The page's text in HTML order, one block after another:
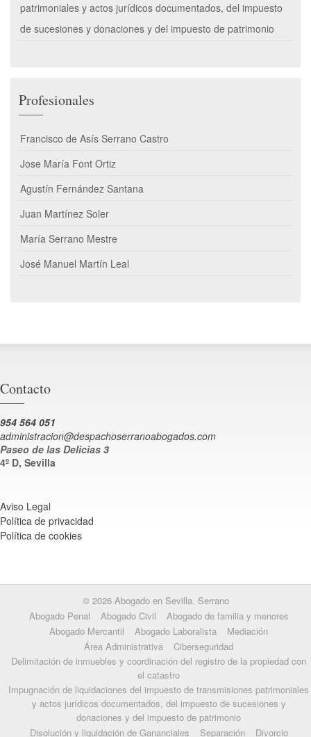
patrimoniales y actos jurídicos documentados, del impuesto
de sucesiones y donaciones y del impuesto de patrimonio
Profesionales
Francisco de Asís Serrano Castro
Jose María Font Ortiz
Agustín Fernández Santana
Juan Martínez Soler
María Serrano Mestre
José Manuel Martín Leal
Contacto
954 564 051
administracion@despachoserranoabogados.com
Paseo de las Delicias 3
4º D, Sevilla
Aviso Legal
Política de privacidad
Política de cookies
© 2026 Abogado en Sevilla. Serrano
Abogado Penal
Abogado Civil
Abogado de familia y menores
Abogado Mercantil
Abogado Laboralista
Mediación
Área Administrativa
Ciberseguridad
Delimitación de inmuebles y coordinación del registro de la propiedad con
el catastro
Impugnación de liquidaciones del impuesto de transmisiones patrimoniales
y actos jurídicos documentados, del impuesto de sucesiones y
donaciones y del impuesto de patrimonio
Disolución y liquidación de Gananciales
Separación Divorcio